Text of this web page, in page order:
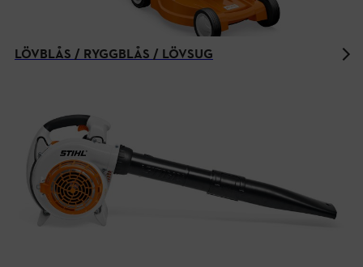
LÖVBLÅS / RYGGBLÅS / LÖVSUG